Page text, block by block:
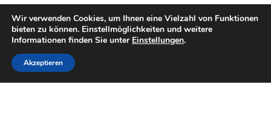
Wir verwenden Cookies, um Ihnen eine Vielzahl von Funktionen
bieten zu können. Einstellmöglichkeiten und weitere
Informationen finden Sie unter Einstellungen.
Akzeptieren